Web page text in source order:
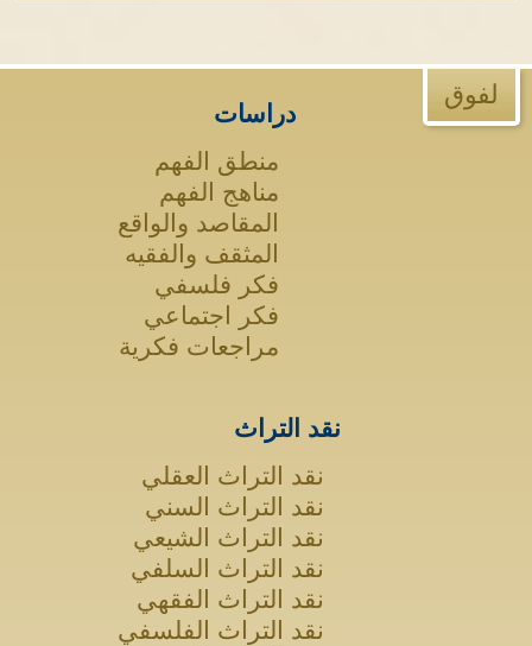
لفوق
دراسات
منطق الفهم
مناهج الفهم
المقاصد والواقع
المثقف والفقيه
فكر فلسفي
فكر اجتماعي
مراجعات فكرية
نقد التراث
نقد التراث العقلي
نقد التراث السني
نقد التراث الشيعي
نقد التراث السلفي
نقد التراث الفقهي
نقد التراث الفلسفي